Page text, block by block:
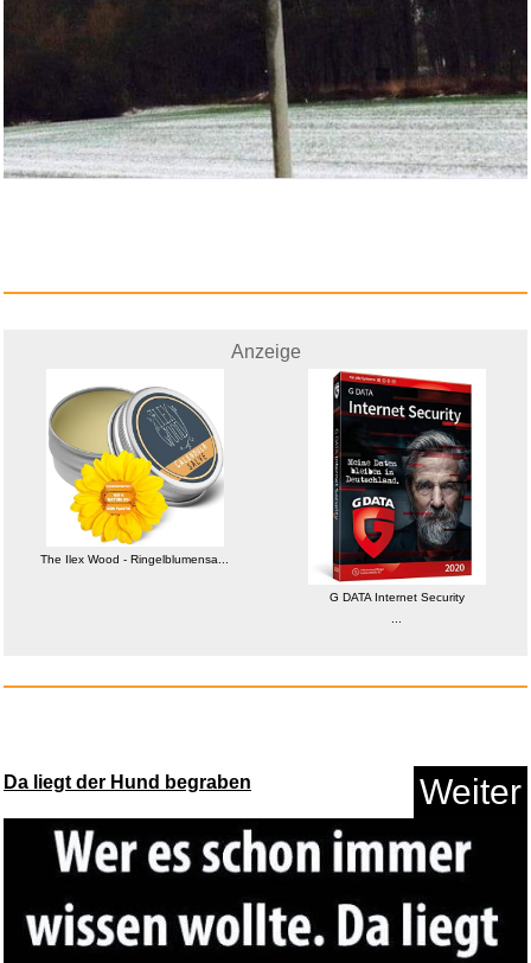
The Ilex Wood -
Ringelblumensa...
Unleashed [Import]...
Anzeige
The Ilex Wood - Ringelblumensa...
G DATA Internet Security
Da liegt der Hund begraben Weiter